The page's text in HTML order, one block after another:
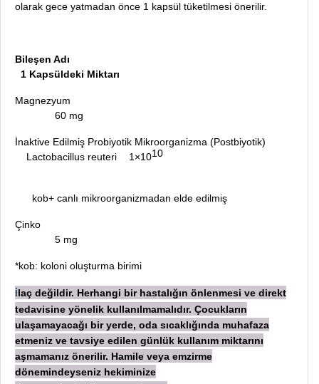
olarak gece yatmadan önce 1 kapsül tüketilmesi önerilir.
Bileşen Adı
1 Kapsüldeki Miktarı
Magnezyum
60 mg
İnaktive Edilmiş Probiyotik Mikroorganizma (Postbiyotik)
Lactobacillus reuteri
1×1010
kob+ canlı mikroorganizmadan elde edilmiş
Çinko
5 mg
*kob: koloni oluşturma birimi
İlaç değildir. Herhangi bir hastalığın önlenmesi ve direkt
tedavisine yönelik kullanılmamalıdır. Çocukların
ulaşamayacağı bir yerde, oda sıcaklığında muhafaza
etmeniz ve tavsiye edilen günlük kullanım miktarını
aşmamanız önerilir. Hamile veya emzirme
dönemindeyseniz hekiminize